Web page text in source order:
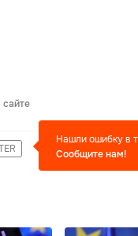
сайте
Нашли ошибку в
Сообщите нам!